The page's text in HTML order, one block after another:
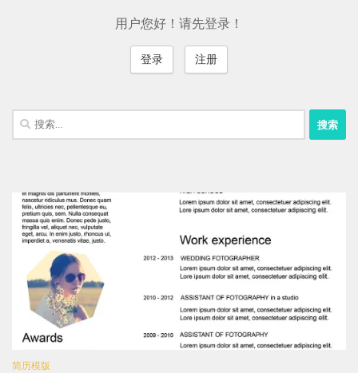
用户您好！请先登录！
登录 注册
搜
索：
简历模版